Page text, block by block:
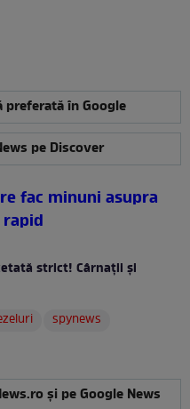
preferată în Google
pe Discover
fac minuni asupra
strict! Cârnații și
spynews
și pe Google News